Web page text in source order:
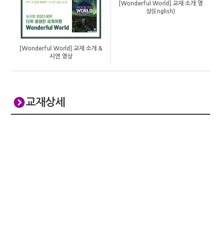
[Wonderful World] 교재 소개 &
시연 영상
[Wonderful World] 교재 소개 영
상(English)
교재상세